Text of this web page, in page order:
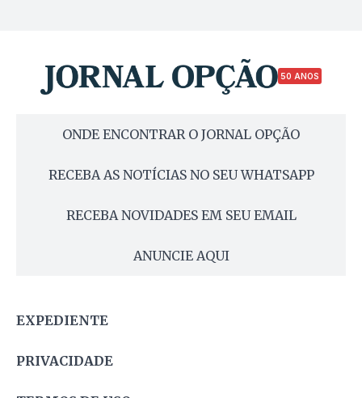
50 ANOS
ONDE ENCONTRAR O JORNAL OPÇÃO
RECEBA AS NOTÍCIAS NO SEU WHATSAPP
RECEBA NOVIDADES EM SEU EMAIL
ANUNCIE AQUI
EXPEDIENTE
PRIVACIDADE